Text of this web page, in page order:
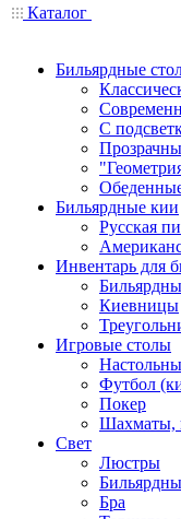
Каталог
Бильярдные
С
Бильярдные кии
Русская
Инвентарь для
Киевницы
Игровые столы
Футбол
Покер
Шахматы,
Свет
Люстры
Бра